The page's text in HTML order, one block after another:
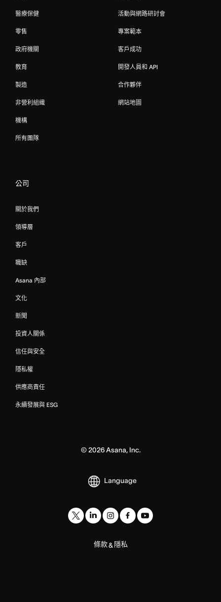
醫療保健
零售
政府機關
教育
製造
非營利組織
機構
所有團隊
活動與網路研討會
專案範本
客戶成功
開發人員和 API
合作夥伴
網站地圖
公司
關於我們
領導層
客戶
職缺
Asana 內部
文化
新聞
投資人關係
信任與安全
隱私權
供應商責任
永續發展與 ESG
© 2026Asana, Inc.
Language
條款& 隱私